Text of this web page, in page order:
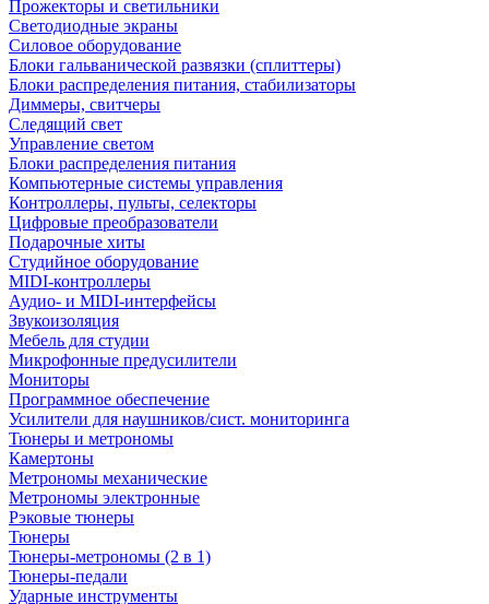
Прожекторы и светильники
Светодиодные экраны
Силовое оборудование
Блоки гальванической развязки (сплиттеры)
Блоки распределения питания, стабилизаторы
Диммеры, свитчеры
Следящий свет
Управление светом
Блоки распределения питания
Компьютерные системы управления
Контроллеры, пульты, селекторы
Цифровые преобразователи
Подарочные хиты
Студийное оборудование
MIDI-контроллеры
Аудио- и MIDI-интерфейсы
Звукоизоляция
Мебель для студии
Микрофонные предусилители
Мониторы
Программное обеспечение
Усилители для наушников/сист. мониторинга
Тюнеры и метрономы
Камертоны
Метрономы механические
Метрономы электронные
Рэковые тюнеры
Тюнеры
Тюнеры-метрономы (2 в 1)
Тюнеры-педали
Ударные инструменты